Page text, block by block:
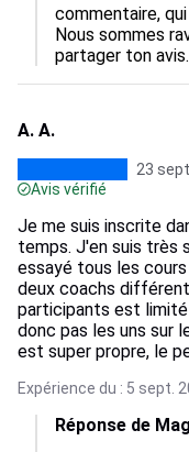
commentaire,
Nous sommes
partager ton avis.
A. A.
23
Avis vérifié
Je me suis inscrite
temps. J'en suis très
essayé tous les
deux coachs
participants est limité
donc pas les uns sur
est super propre, le
Expérience du : 5 sept.
Réponse de